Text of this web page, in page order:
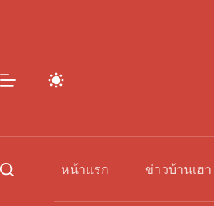
หน้าแรก ข่าวบ้านเฮา